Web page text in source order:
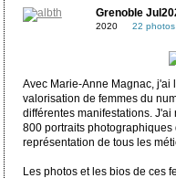
Grenoble
2020 22 photos
Avec Marie-Anne Magnac, j'ai
valorisation de femmes du
différentes manifestations.
800 portraits
représentation de tous les
Les photos et les bios de ces